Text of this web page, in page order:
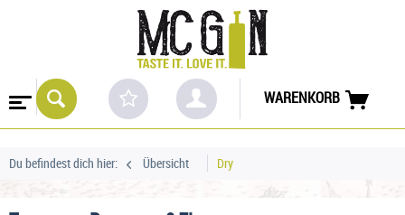
WARENKORB
Du befindest dich hier: Übersicht Dry